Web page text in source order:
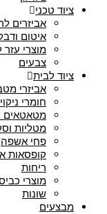
ציוד טכני
אביזרים
איטום
מוצרי עזר
צבעים
ציוד לבית
אביזרי
חומרי ניקוי
מטאטאים
מטליות
פחי אשפה
קופסאות
ריחות
מוצרי
שונות
מבצעים